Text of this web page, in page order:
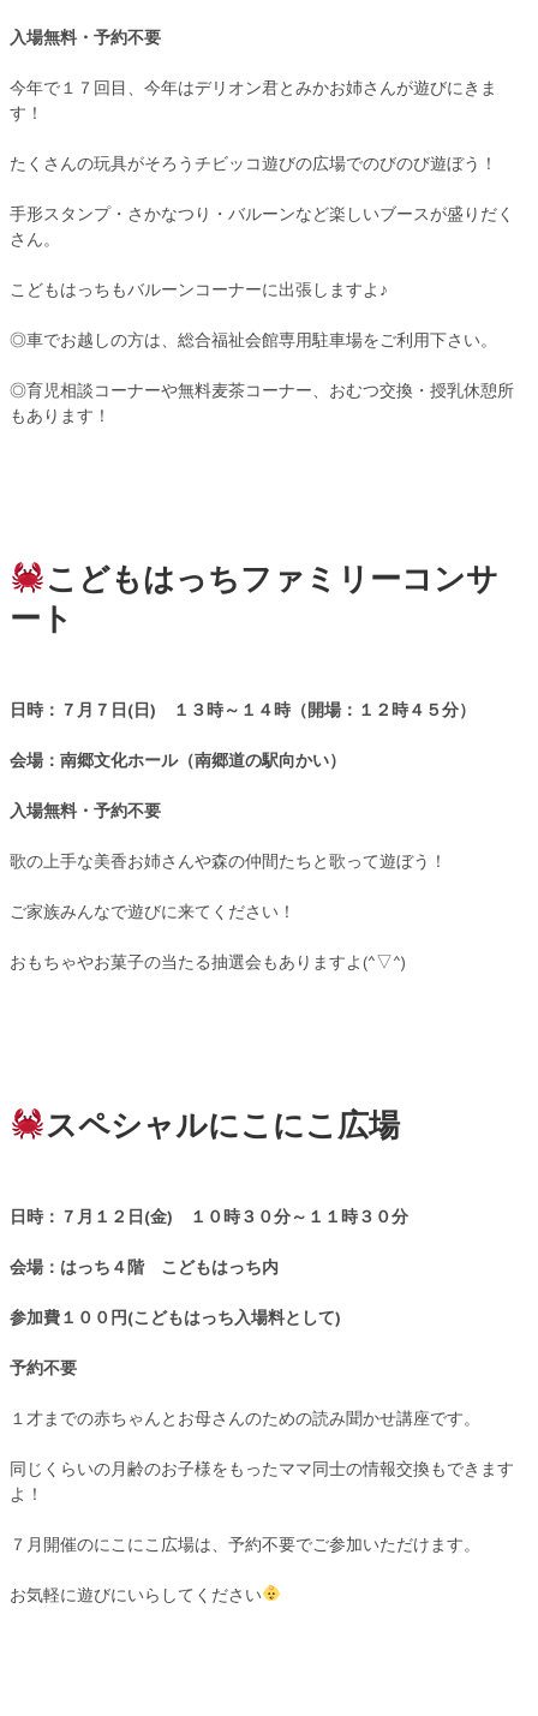
入場無料・予約不要
今年で１７回目、今年はデリオン君とみかお姉さんが遊びにきま
す！
たくさんの玩具がそろうチビッコ遊びの広場でのびのび遊ぼう！
手形スタンプ・さかなつり・バルーンなど楽しいブースが盛りだく
さん。
こどもはっちもバルーンコーナーに出張しますよ♪
◎車でお越しの方は、総合福祉会館専用駐車場をご利用下さい。
◎育児相談コーナーや無料麦茶コーナー、おむつ交換・授乳休憩所
もあります！
こどもはっちファミリーコンサ
ート
日時：７月７日(日) １３時～１４時（開場：１２時４５分）
会場：南郷文化ホール（南郷道の駅向かい）
入場無料・予約不要
歌の上手な美香お姉さんや森の仲間たちと歌って遊ぼう！
ご家族みんなで遊びに来てください！
おもちゃやお菓子の当たる抽選会もありますよ(^▽^)
スペシャルにこにこ広場
日時：７月１２日(金) １０時３０分～１１時３０分
会場：はっち４階 こどもはっち内
参加費１００円(こどもはっち入場料として)
予約不要
１才までの赤ちゃんとお母さんのための読み聞かせ講座です。
同じくらいの月齢のお子様をもったママ同士の情報交換もできます
よ！
７月開催のにこにこ広場は、予約不要でご参加いただけます。
お気軽に遊びにいらしてください